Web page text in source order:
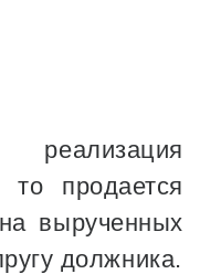
продается
вырученных
должника.